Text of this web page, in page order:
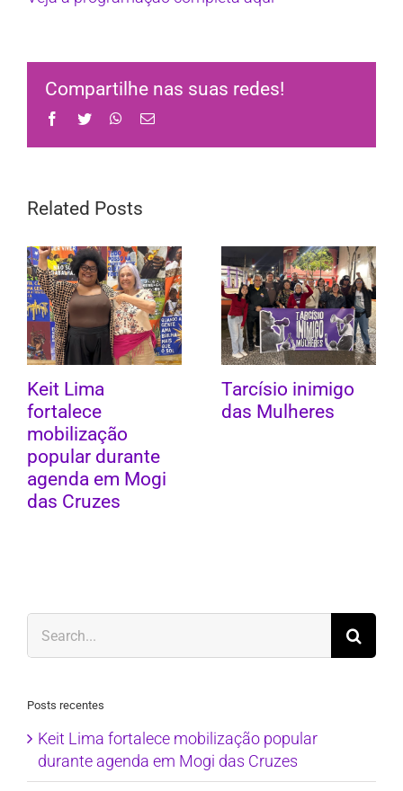
Compartilhe nas suas redes!
Facebook
Twitter WhatsApp
Email
Related Posts
Keit Lima
fortalece
mobilização
popular durante
agenda em Mogi
das Cruzes
Tarcísio inimigo
das Mulheres
for:
Posts recentes
Keit Lima fortalece mobilização popular
durante agenda em Mogi das Cruzes